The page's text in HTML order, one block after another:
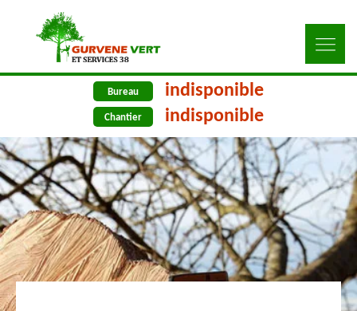
Bureau indisponible
Chantier indisponible